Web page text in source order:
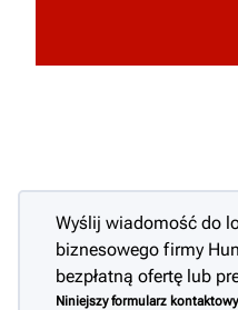
Wyślij wiadomość do
biznesowego firmy
bezpłatną ofertę lub
Niniejszy formularz